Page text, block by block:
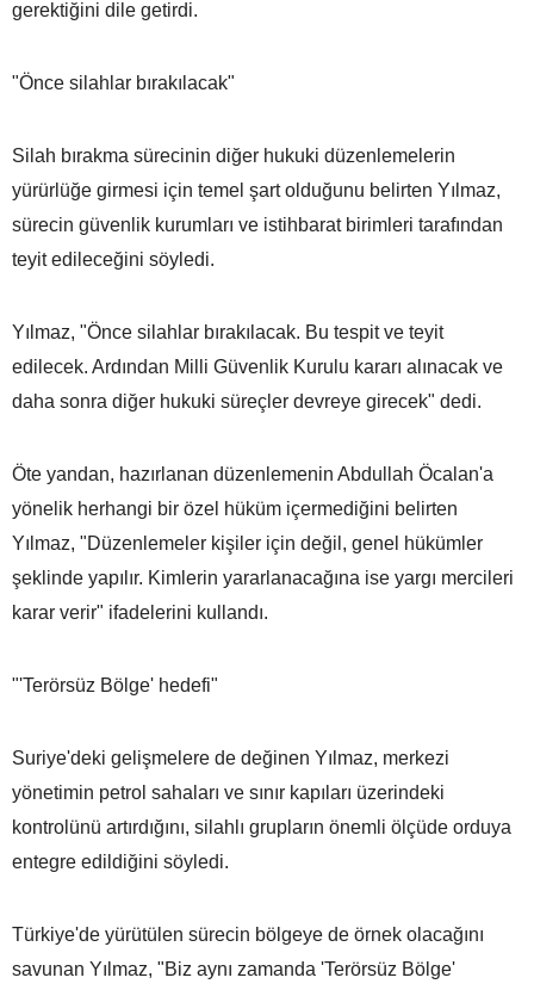
gerektiğini dile getirdi.
"Önce silahlar bırakılacak"
Silah bırakma sürecinin diğer hukuki düzenlemelerin
yürürlüğe girmesi için temel şart olduğunu belirten Yılmaz,
sürecin güvenlik kurumları ve istihbarat birimleri tarafından
teyit edileceğini söyledi.
Yılmaz, "Önce silahlar bırakılacak. Bu tespit ve teyit
edilecek. Ardından Milli Güvenlik Kurulu kararı alınacak ve
daha sonra diğer hukuki süreçler devreye girecek" dedi.
Öte yandan, hazırlanan düzenlemenin Abdullah Öcalan'a
yönelik herhangi bir özel hüküm içermediğini belirten
Yılmaz, "Düzenlemeler kişiler için değil, genel hükümler
şeklinde yapılır. Kimlerin yararlanacağına ise yargı mercileri
karar verir" ifadelerini kullandı.
"'Terörsüz Bölge' hedefi"
Suriye'deki gelişmelere de değinen Yılmaz, merkezi
yönetimin petrol sahaları ve sınır kapıları üzerindeki
kontrolünü artırdığını, silahlı grupların önemli ölçüde orduya
entegre edildiğini söyledi.
Türkiye'de yürütülen sürecin bölgeye de örnek olacağını
savunan Yılmaz, "Biz aynı zamanda 'Terörsüz Bölge'